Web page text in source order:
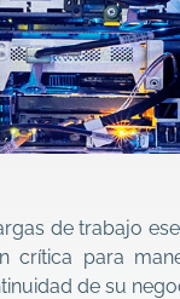
de trabajo
crítica para
de su